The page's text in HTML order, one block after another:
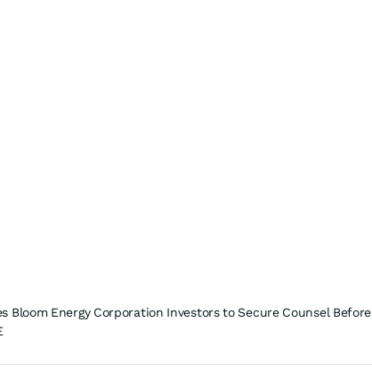
Bloom Energy Corporation Investors to Secure Counsel Before